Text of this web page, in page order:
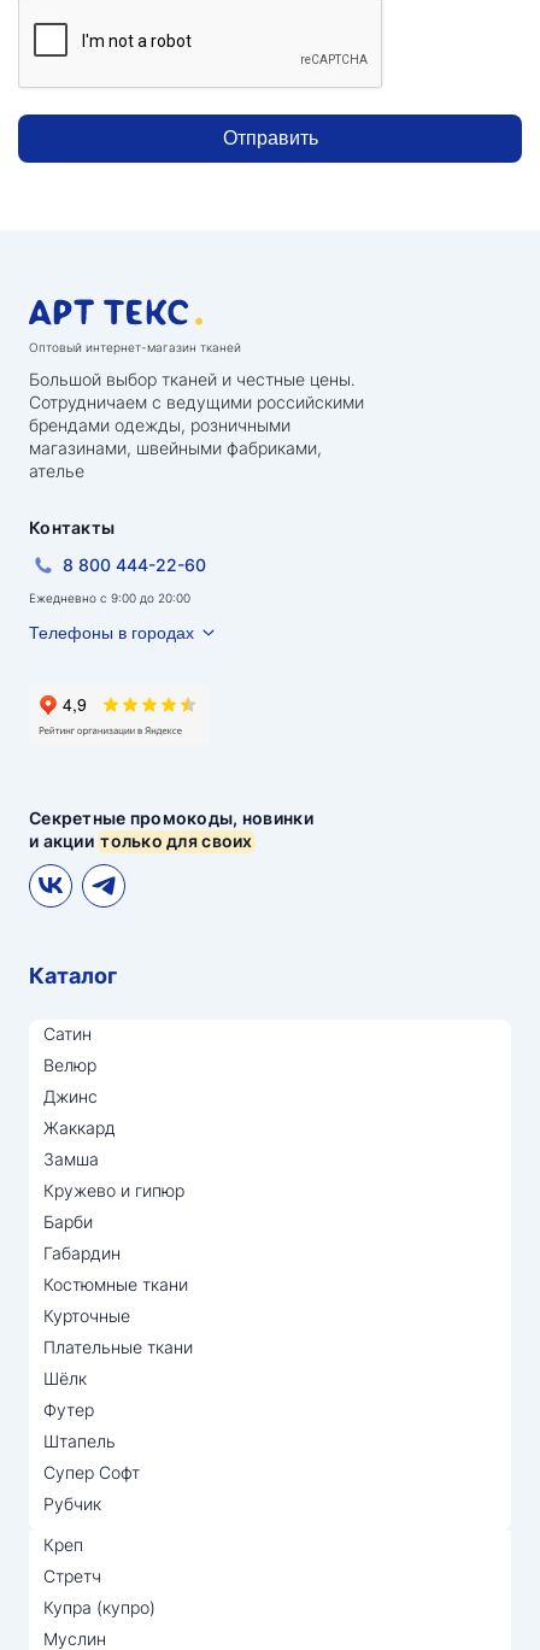
Отправить
Оптовый интернет-магазин тканей
Большой выбор тканей и честные цены.
Сотрудничаем с ведущими российскими
брендами одежды, розничными
магазинами, швейными фабриками,
ателье
Секретные промокоды, новинки
и акциитолько для своих
Контакты
8 800 444-22-60
Ежедневно с 9:00 до 20:00
Телефоны в городах
Каталог
Сатин
Велюр
Джинс
Жаккард
Замша
Кружево и гипюр
Барби
Габардин
Костюмные ткани
Курточные
Плательные ткани
Шёлк
Футер
Штапель
Супер Софт
Рубчик
Креп
Стретч
Купра (купро)
Муслин